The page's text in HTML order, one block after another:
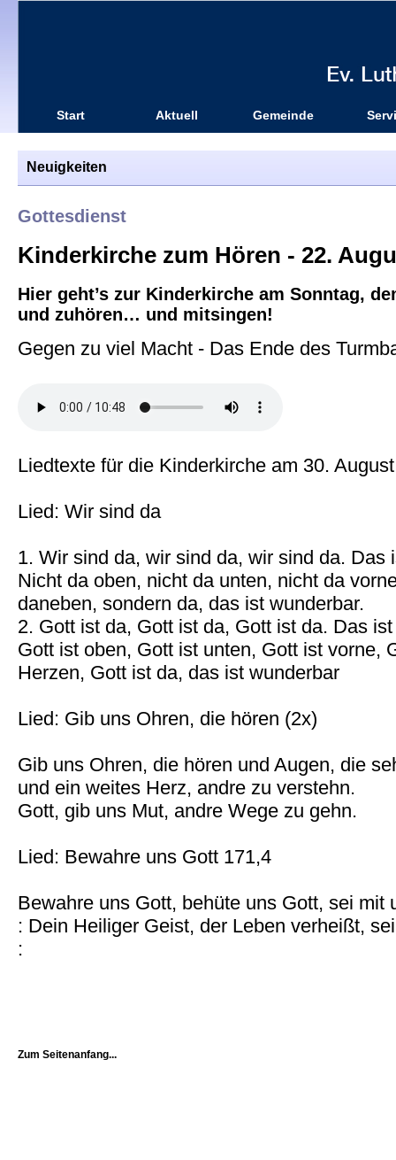
Start Aktuell Gemeinde
Neuigkeiten
Gottesdienst
Kinderkirche zum Hören - 22.
Hier geht’s zur Kinderkirche am Sonntag,
und zuhören… und mitsingen!
Gegen zu viel Macht - Das Ende des
Liedtexte für die Kinderkirche am 30. August
Lied: Wir sind da
1. Wir sind da, wir sind da, wir sind da. Das
Nicht da oben, nicht da unten, nicht da
daneben, sondern da, das ist wunderbar.
2. Gott ist da, Gott ist da, Gott ist da. Das
Gott ist oben, Gott ist unten, Gott ist vorne,
Herzen, Gott ist da, das ist wunderbar
Lied: Gib uns Ohren, die hören (2x)
Gib uns Ohren, die hören und Augen, die
und ein weites Herz, andre zu verstehn.
Gott, gib uns Mut, andre Wege zu gehn.
Lied: Bewahre uns Gott 171,4
Bewahre uns Gott, behüte uns Gott, sei mit
: Dein Heiliger Geist, der Leben verheißt,
:
Zum Seitenanfang...